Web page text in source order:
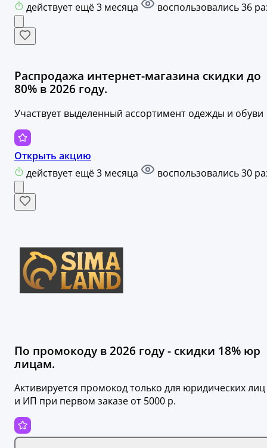
действует ещё 3 месяца
воспользовались 36
Распродажа интернет-магазина скидки до
80% в 2026 году.
Участвует выделенный ассортимент одежды и обуви
Открыть акцию
действует ещё 3 месяца
воспользовались 30
По промокоду в 2026 году - скидки 18% юр
лицам.
Активируется промокод только для юридических лиц
и ИП при первом заказе от 5000 р.